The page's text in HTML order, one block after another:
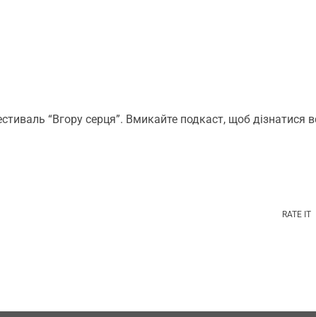
“Вгору серця”. Вмикайте подкаст, щоб дізнатися
RATE IT